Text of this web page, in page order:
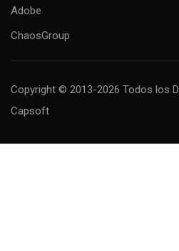
Adobe
ChaosGroup
Copyright © 2013-2026 Todos los
Capsoft